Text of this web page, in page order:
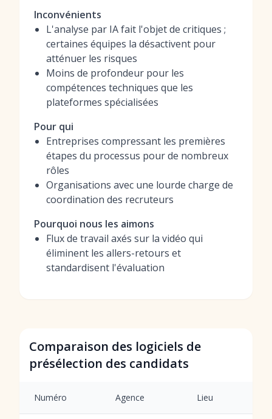
Inconvénients
L'analyse par IA fait l'objet de critiques ;
certaines équipes la désactivent pour
atténuer les risques
Moins de profondeur pour les
compétences techniques que les
plateformes spécialisées
Pour qui
Entreprises compressant les premières
étapes du processus pour de nombreux
rôles
Organisations avec une lourde charge de
coordination des recruteurs
Pourquoi nous les aimons
Flux de travail axés sur la vidéo qui
éliminent les allers-retours et
standardisent l'évaluation
Comparaison des logiciels de
présélection des candidats
Numéro Agence Lieu